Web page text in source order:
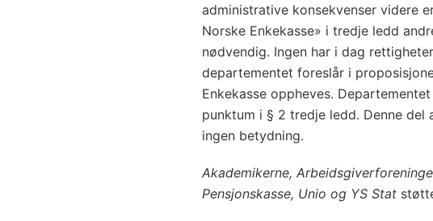
administrative konsekvenser videre
Norske Enkekasse» i tredje ledd
nødvendig. Ingen har i dag
departementet foreslår i
Enkekasse oppheves.
punktum i § 2 tredje ledd. Denne del
ingen betydning.
Akademikerne,
Pensjonskasse, Unio og YS Stat